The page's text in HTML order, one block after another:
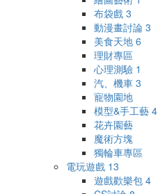
布袋戲 3
動漫畫討論 3
美食天地 6
理財專區
心理測驗 1
汽、機車 3
寵物園地
模型&手工藝 4
花卉園藝
魔術方塊
獨輪車專區
電玩遊戲 13
遊戲歡樂包 4